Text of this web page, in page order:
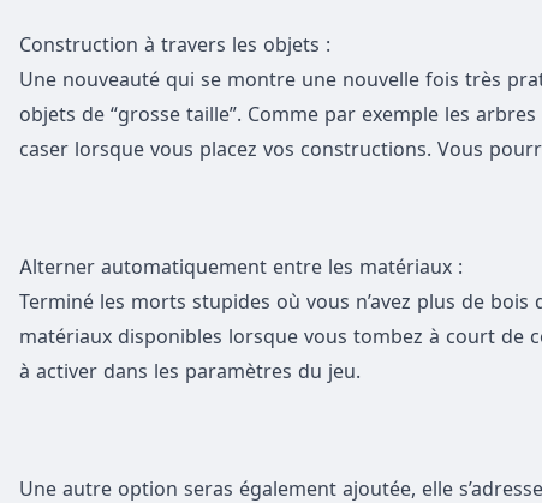
Construction à travers les objets :
Une nouveauté qui se montre une nouvelle fois très
objets de “grosse taille”. Comme par exemple les
caser lorsque vous placez vos constructions. Vous
Alterner automatiquement entre les matériaux :
Terminé les morts stupides où vous n’avez plus de
matériaux disponibles lorsque vous tombez à court de
à activer dans les paramètres du jeu.
Une autre option seras également ajoutée, elle